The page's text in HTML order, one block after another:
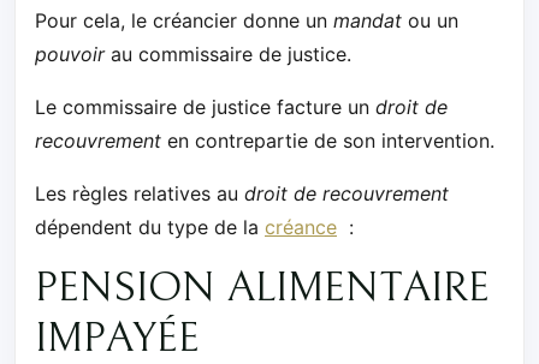
Pour cela, le créancier donne un mandat ou un
pouvoirau commissaire de justice.
Le commissaire de justice facture un droit de
recouvrement en contrepartie de son intervention.
Les règles relatives au droit de recouvrement
dépendent du type de la créance :
PENSION ALIMENTAIRE
IMPAYÉE